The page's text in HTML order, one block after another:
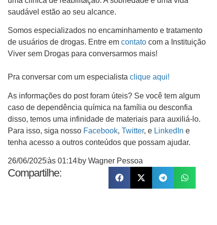
saudável estão ao seu alcance.
Somos especializados no encaminhamento e tratamento
de usuários de drogas. Entre em contato com a Instituição
Viver sem Drogas para conversarmos mais!
Pra conversar com um especialista clique aqui!
As informações do post foram úteis? Se você tem algum
caso de dependência química na família ou desconfia
disso, temos uma infinidade de materiais para auxiliá-lo.
Para isso, siga nosso Facebook, Twitter, e LinkedIn e
tenha acesso a outros conteúdos que possam ajudar.
26/06/2025às 01:14 by Wagner Pessoa
Compartilhe: